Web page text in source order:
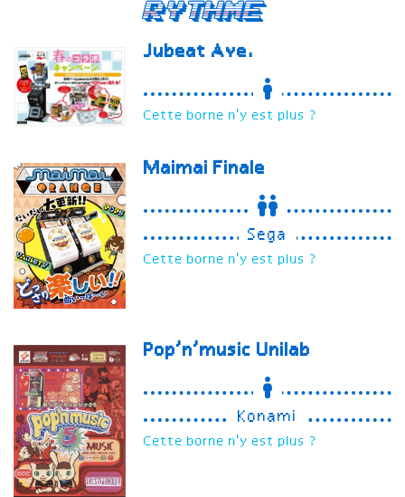
Rythme
Jubeat Ave.
Cette borne n'y est plus ?
MaimaiFinale
Sega
Cette borne n'y est plus ?
Pop’n’music Unilab
Konami
Cette borne n'y est plus ?